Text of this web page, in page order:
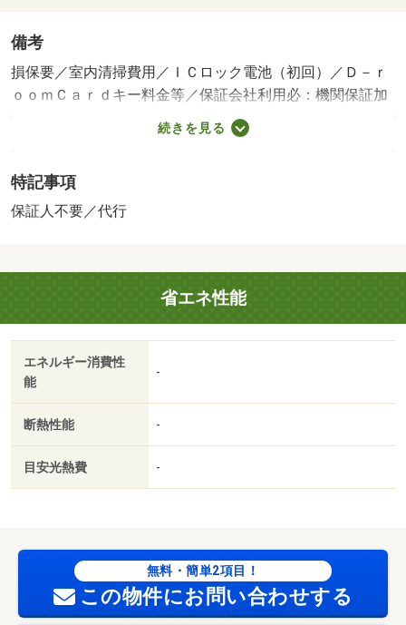
備考
損保要／室内清掃費用／ＩＣロック電池（初回）／Ｄ－ｒ
ｏｏｍＣａｒｄキー料金等／保証会社利用必：機関保証加
入必須。初回保証料３５０００円、月額保証料賃料等総額
の１％＋８００円／月（その他商品あり）／［退去時費
リーニング料金にエアコンクリーニング費用を含みま
す。 保証会社：株式会社イントラスト／バストイレ別
／シューズボックス／システムキッチン／追焚機能浴室／
温水洗浄便座／洗面所独立／駐輪場／宅配ボックス／ＣＡ
ＴＶ／敷金不要／対面式キッチン／ＩＨクッキングヒータ
ー／照明付／保証人不要／２沿線利用可／ネット使用料不
要／築２年以内／築３年以内／トイレ未使用／２駅利用可
／駅徒歩１０分以内／敷地内ごみ置き場／築５年以内／都
Ｔ重説 対応物件／奥田中学校（中学校）まで６９９ｍ／
（株）大阪屋ショップ／北新町店（スーパー）まで７９４
ｍ／のぞみ保育園（幼稚園・保育園）まで８８８ｍ／ロー
９９４ｍ/賃貸戸数:9戸
続きを見る
特記事項
保証人不要／代行
省エネ性能
エネルギー消費性
能
-
断熱性能 -
目安光熱費 -
無料・簡単2項目！
この物件にお問い合わせする